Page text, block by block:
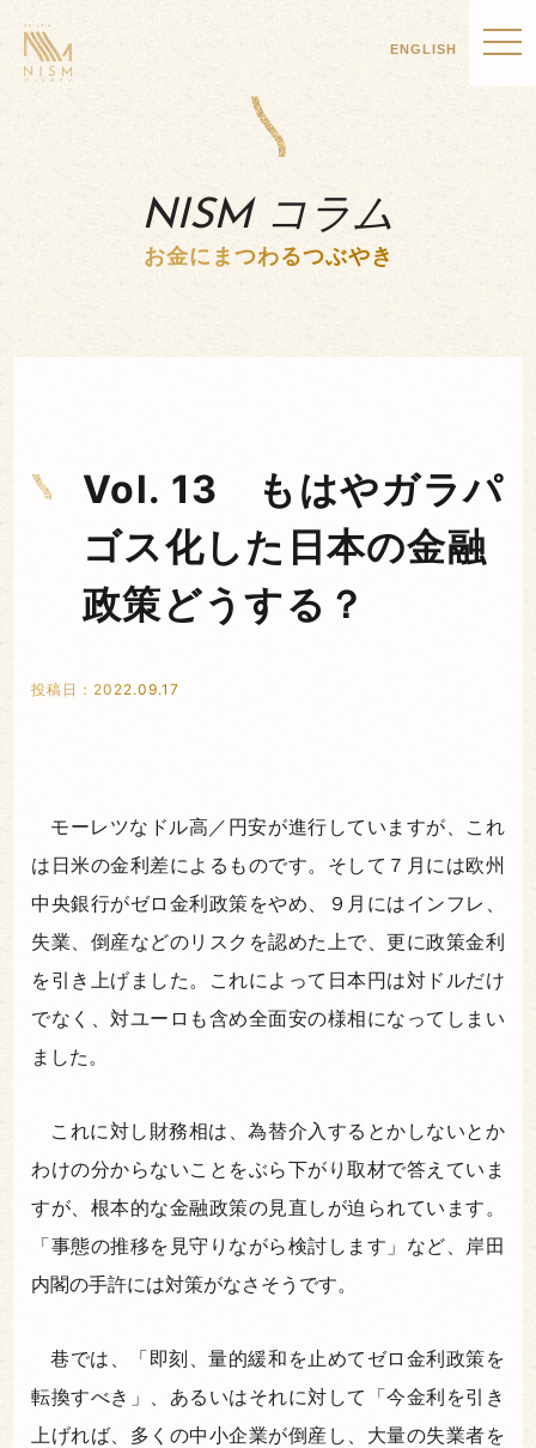
ENGLISH
NISM コラム
お金にまつわるつぶやき
Vol. 13 もはやガラパ
ゴス化した日本の金融
政策どうする？
投稿日：2022.09.17
モーレツなドル高／円安が進行していますが、これ
は日米の金利差によるものです。そして７月には欧州
中央銀行がゼロ金利政策をやめ、９月にはインフレ、
失業、倒産などのリスクを認めた上で、更に政策金利
を引き上げました。これによって日本円は対ドルだけ
でなく、対ユーロも含め全面安の様相になってしまい
ました。
これに対し財務相は、為替介入するとかしないとか
わけの分からないことをぶら下がり取材で答えていま
すが、根本的な金融政策の見直しが迫られています。
「事態の推移を見守りながら検討します」など、岸田
内閣の手許には対策がなさそうです。
巷では、「即刻、量的緩和を止めてゼロ金利政策を
転換すべき」、あるいはそれに対して「今金利を引き
上げれば、多くの中小企業が倒産し、大量の失業者を